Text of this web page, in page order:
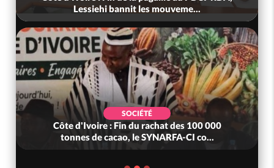
Lessiehi bannit les mouveme...
SOCIÉTÉ
Côte d'Ivoire : Fin du rachat des 100 000
tonnes de cacao, le SYNARFA-CI co...